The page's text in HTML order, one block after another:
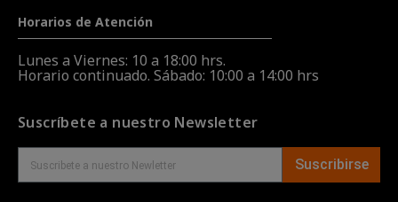
Horarios de Atención
Lunes a Viernes: 10 a 18:00 hrs.
Horario continuado. Sábado: 10:00 a 14:00 hrs
Suscríbete a nuestro Newsletter
Suscribirse